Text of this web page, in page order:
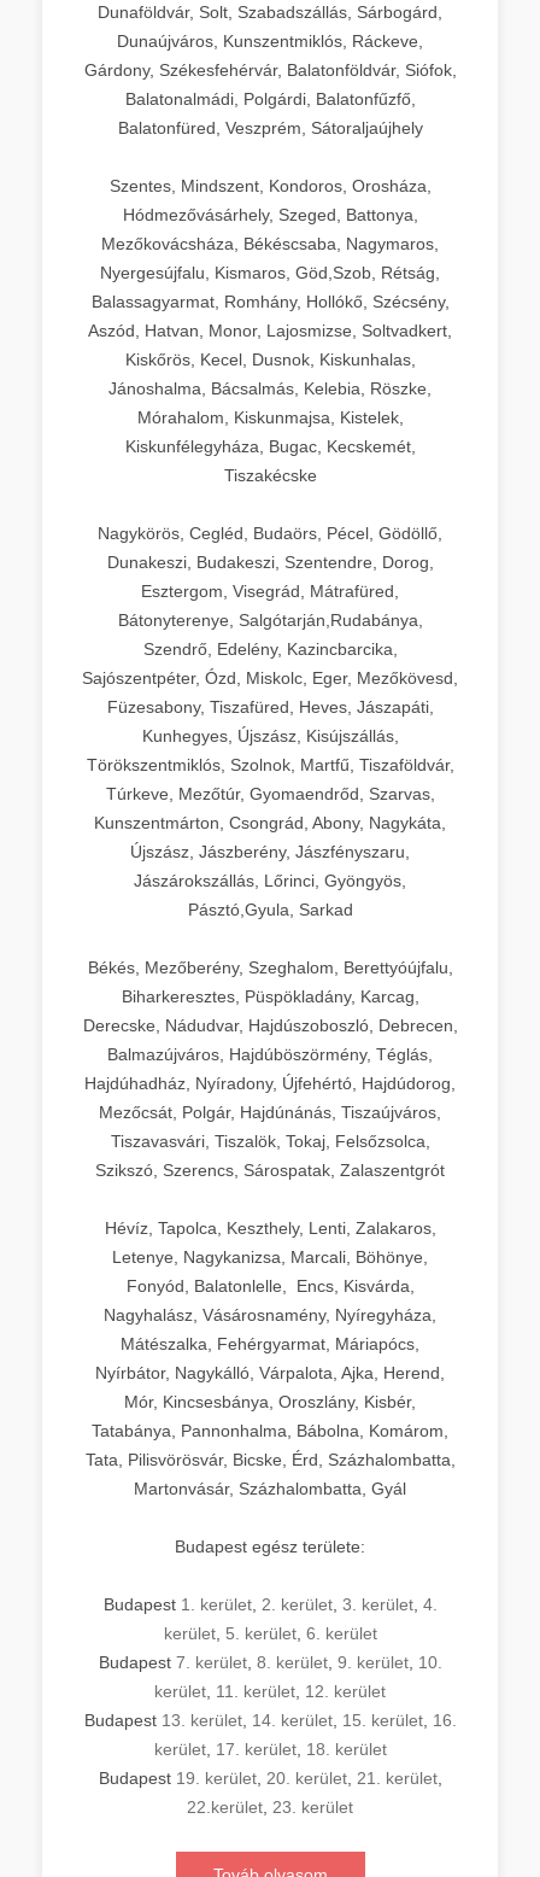
Dunaföldvár, Solt, Szabadszállás, Sárbogárd,
Dunaújváros, Kunszentmiklós, Ráckeve,
Gárdony, Székesfehérvár, Balatonföldvár, Siófok,
Balatonalmádi, Polgárdi, Balatonfűzfő,
Balatonfüred, Veszprém, Sátoraljaújhely
Szentes, Mindszent, Kondoros, Orosháza,
Hódmezővásárhely, Szeged, Battonya,
Mezőkovácsháza, Békéscsaba, Nagymaros,
Nyergesújfalu, Kismaros, Göd,Szob, Rétság,
Balassagyarmat, Romhány, Hollókő, Szécsény,
Aszód, Hatvan, Monor, Lajosmizse, Soltvadkert,
Kiskőrös, Kecel, Dusnok, Kiskunhalas,
Jánoshalma, Bácsalmás, Kelebia, Röszke,
Mórahalom, Kiskunmajsa, Kistelek,
Kiskunfélegyháza, Bugac, Kecskemét,
Tiszakécske
Nagykörös, Cegléd, Budaörs, Pécel, Gödöllő,
Dunakeszi, Budakeszi, Szentendre, Dorog,
Esztergom, Visegrád, Mátrafüred,
Bátonyterenye, Salgótarján,Rudabánya,
Szendrő, Edelény, Kazincbarcika,
Sajószentpéter, Ózd, Miskolc, Eger, Mezőkövesd,
Füzesabony, Tiszafüred, Heves, Jászapáti,
Kunhegyes, Újszász, Kisújszállás,
Törökszentmiklós, Szolnok, Martfű, Tiszaföldvár,
Túrkeve, Mezőtúr, Gyomaendrőd, Szarvas,
Kunszentmárton, Csongrád, Abony, Nagykáta,
Újszász, Jászberény, Jászfényszaru,
Jászárokszállás, Lőrinci, Gyöngyös,
Pásztó,Gyula, Sarkad
Békés, Mezőberény, Szeghalom, Berettyóújfalu,
Biharkeresztes, Püspökladány, Karcag,
Derecske, Nádudvar, Hajdúszoboszló, Debrecen,
Balmazújváros, Hajdúböszörmény, Téglás,
Hajdúhadház, Nyíradony, Újfehértó, Hajdúdorog,
Mezőcsát, Polgár, Hajdúnánás, Tiszaújváros,
Tiszavasvári, Tiszalök, Tokaj, Felsőzsolca,
Szikszó, Szerencs, Sárospatak, Zalaszentgrót
Hévíz, Tapolca, Keszthely, Lenti, Zalakaros,
Letenye, Nagykanizsa, Marcali, Böhönye,
Fonyód, Balatonlelle, Encs, Kisvárda,
Nagyhalász, Vásárosnamény, Nyíregyháza,
Mátészalka, Fehérgyarmat, Máriapócs,
Nyírbátor, Nagykálló, Várpalota, Ajka, Herend,
Mór, Kincsesbánya, Oroszlány, Kisbér,
Tatabánya, Pannonhalma, Bábolna, Komárom,
Tata, Pilisvörösvár, Bicske, Érd, Százhalombatta,
Martonvásár, Százhalombatta, Gyál
Budapest egész területe:
Budapest 1. kerület, 2. kerület, 3. kerület, 4.
kerület, 5. kerület, 6. kerület
Budapest 7. kerület, 8. kerület, 9. kerület, 10.
kerület 11. kerület 12. kerület
Budapest 13. kerület, 14. kerület, 15. kerület, 16.
kerület, 17. kerület, 18. kerület
Budapest 19. kerület, 20. kerület, 21. kerület,
22.kerület 23. kerület